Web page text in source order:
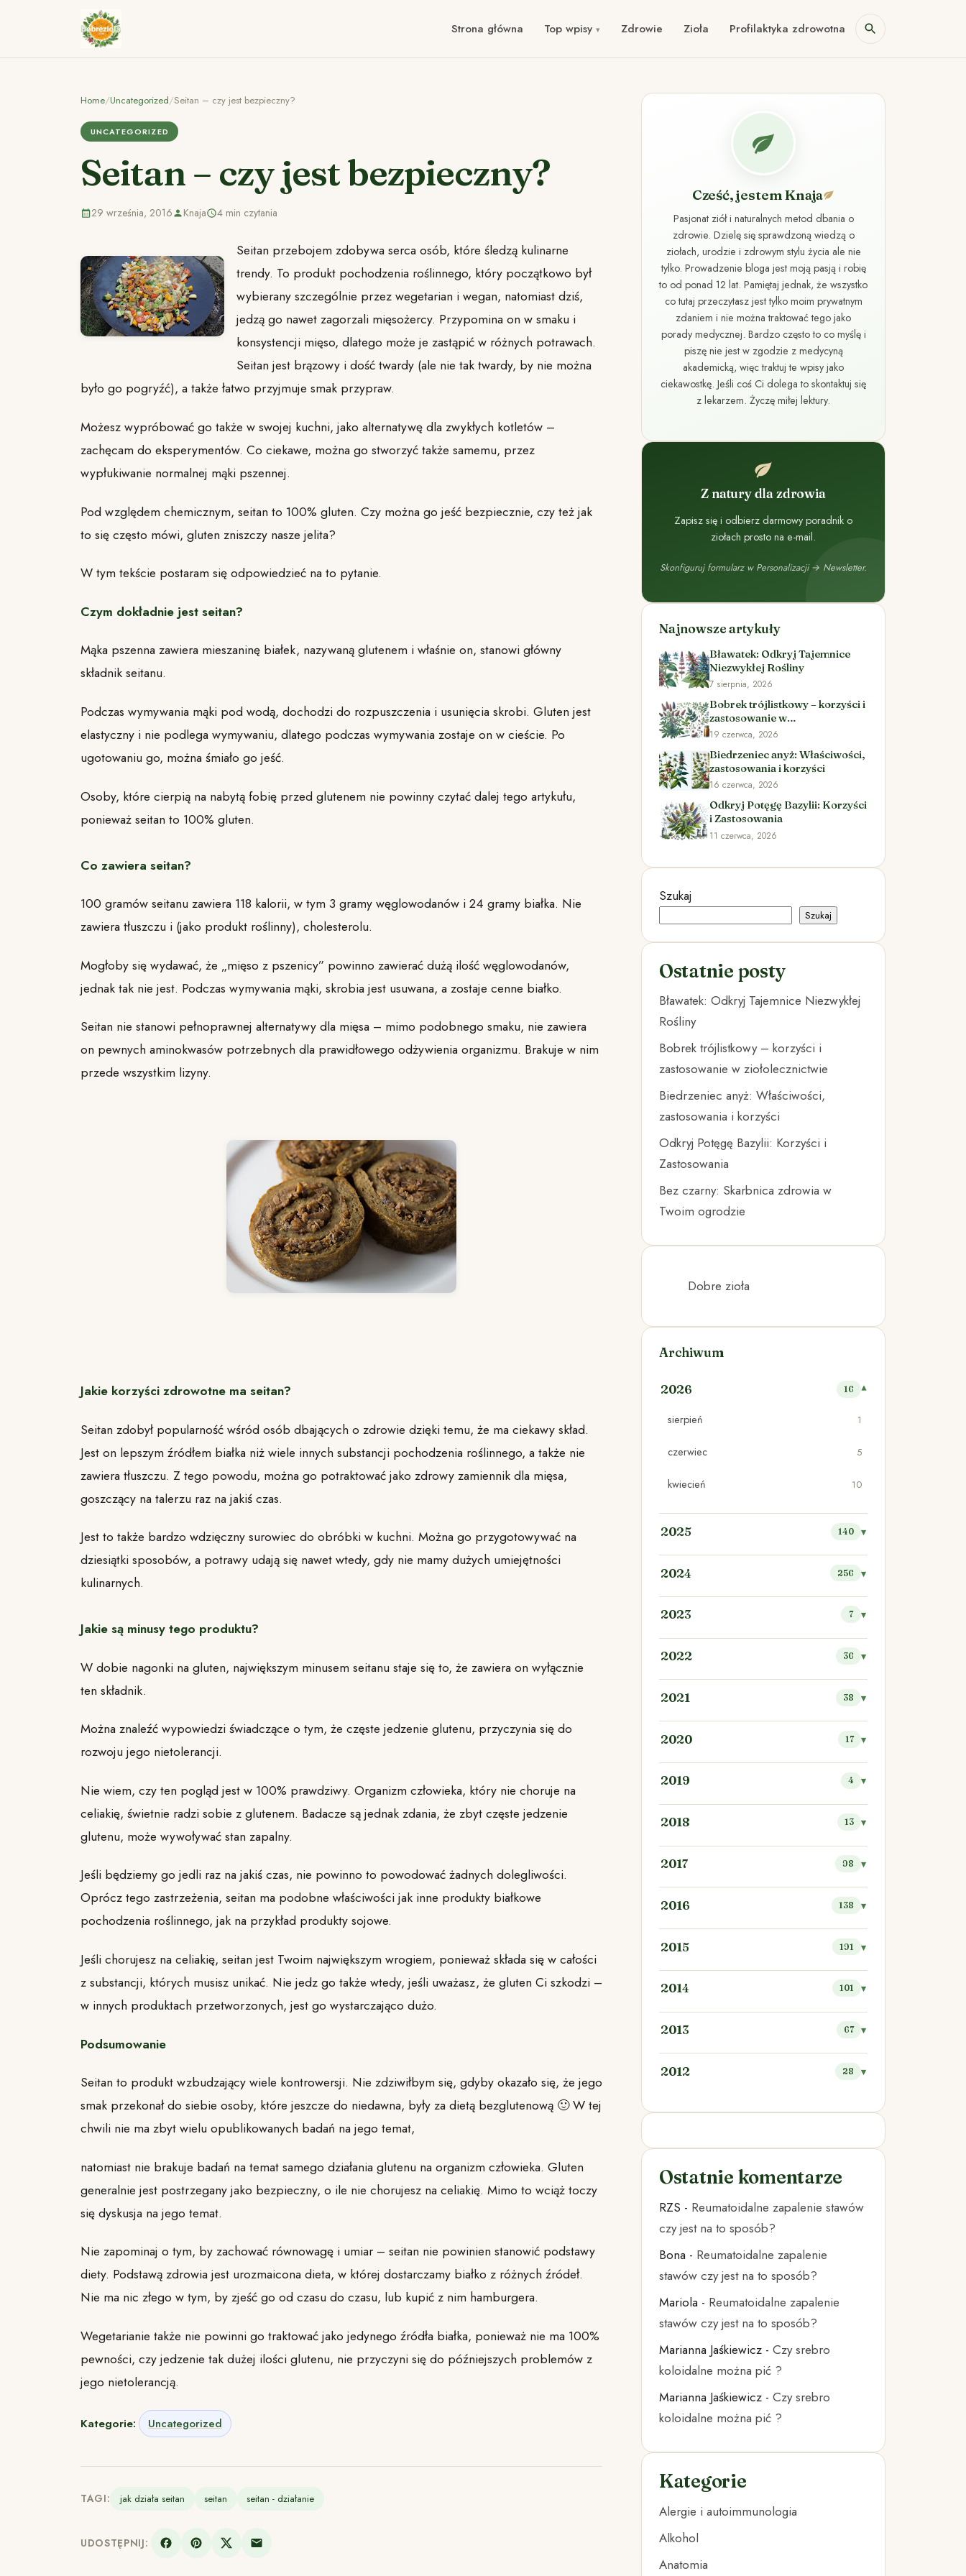
Strona główna Top wpisy Zdrowie Zioła Profilaktyka zdrowotna
Home/Uncategorized/Seitan – czy jest bezpieczny?
UNCATEGORIZED
Seitan – czy jest bezpieczny?
29 września, 2016 Knaja 4 min czytania
Seitan przebojem zdobywa serca osób, które śledzą kulinarne
trendy. To produkt pochodzenia roślinnego, który początkowo był
wybierany szczególnie przez wegetarian i wegan, natomiast dziś,
jedzą go nawet zagorzali mięsożercy. Przypomina on w smaku i
konsystencji mięso, dlatego może je zastąpić w różnych potrawach.
Seitan jest brązowy i dość twardy (ale nie tak twardy, by nie można
było go pogryźć), a także łatwo przyjmuje smak przypraw.
Możesz wypróbować go także w swojej kuchni, jako alternatywę dla zwykłych kotletów –
zachęcam do eksperymentów. Co ciekawe, można go stworzyć także samemu, przez
wypłukiwanie normalnej mąki pszennej.
Pod względem chemicznym, seitan to 100% gluten. Czy można go jeść bezpiecznie, czy też jak
to się często mówi, gluten zniszczy nasze jelita?
W tym tekście postaram się odpowiedzieć na to pytanie.
Czym dokładnie jest seitan?
Mąka pszenna zawiera mieszaninę białek, nazywaną glutenem i właśnie on, stanowi główny
składnik seitanu.
Podczas wymywania mąki pod wodą, dochodzi do rozpuszczenia i usunięcia skrobi. Gluten jest
elastyczny i nie podlega wymywaniu, dlatego podczas wymywania zostaje on w cieście. Po
ugotowaniu go, można śmiało go jeść.
Osoby, które cierpią na nabytą fobię przed glutenem nie powinny czytać dalej tego artykułu,
ponieważ seitan to 100% gluten.
Co zawiera seitan?
100 gramów seitanu zawiera 118 kalorii, w tym 3 gramy węglowodanów i 24 gramy białka. Nie
zawiera tłuszczu i (jako produkt roślinny), cholesterolu.
Mogłoby się wydawać, że „mięso z pszenicy” powinno zawierać dużą ilość węglowodanów,
jednak tak nie jest. Podczas wymywania mąki, skrobia jest usuwana, a zostaje cenne białko.
Seitan nie stanowi pełnoprawnej alternatywy dla mięsa – mimo podobnego smaku, nie zawiera
on pewnych aminokwasów potrzebnych dla prawidłowego odżywienia organizmu. Brakuje w nim
przede wszystkim lizyny.
Jakie korzyści zdrowotne ma seitan?
Seitan zdobył popularność wśród osób dbających o zdrowie dzięki temu, że ma ciekawy skład.
Jest on lepszym źródłem białka niż wiele innych substancji pochodzenia roślinnego, a także nie
zawiera tłuszczu. Z tego powodu, można go potraktować jako zdrowy zamiennik dla mięsa,
goszczący na talerzu raz na jakiś czas.
Jest to także bardzo wdzięczny surowiec do obróbki w kuchni. Można go przygotowywać na
dziesiątki sposobów, a potrawy udają się nawet wtedy, gdy nie mamy dużych umiejętności
kulinarnych.
Jakie są minusy tego produktu?
W dobie nagonki na gluten, największym minusem seitanu staje się to, że zawiera on wyłącznie
ten składnik.
Można znaleźć wypowiedzi świadczące o tym, że częste jedzenie glutenu, przyczynia się do
rozwoju jego nietolerancji.
Nie wiem, czy ten pogląd jest w 100% prawdziwy. Organizm człowieka, który nie choruje na
celiakię, świetnie radzi sobie z glutenem. Badacze są jednak zdania, że zbyt częste jedzenie
glutenu, może wywoływać stan zapalny.
Jeśli będziemy go jedli raz na jakiś czas, nie powinno to powodować żadnych dolegliwości.
Oprócz tego zastrzeżenia, seitan ma podobne właściwości jak inne produkty białkowe
pochodzenia roślinnego, jak na przykład produkty sojowe.
Jeśli chorujesz na celiakię, seitan jest Twoim największym wrogiem, ponieważ składa się w całości
z substancji, których musisz unikać. Nie jedz go także wtedy, jeśli uważasz, że gluten Ci szkodzi –
w innych produktach przetworzonych, jest go wystarczająco dużo.
Podsumowanie
Seitan to produkt wzbudzający wiele kontrowersji. Nie zdziwiłbym się, gdyby okazało się, że jego
smak przekonał do siebie osoby, które jeszcze do niedawna, były za dietą bezglutenową 🙂 W tej
chwili nie ma zbyt wielu opublikowanych badań na jego temat,
natomiast nie brakuje badań na temat samego działania glutenu na organizm człowieka. Gluten
generalnie jest postrzegany jako bezpieczny, o ile nie chorujesz na celiakię. Mimo to wciąż toczy
się dyskusja na jego temat.
Nie zapominaj o tym, by zachować równowagę i umiar – seitan nie powinien stanowić podstawy
diety. Podstawą zdrowia jest urozmaicona dieta, w której dostarczamy białko z różnych źródeł.
Nie ma nic złego w tym, by zjeść go od czasu do czasu, lub kupić z nim hamburgera.
Wegetarianie także nie powinni go traktować jako jedynego źródła białka, ponieważ nie ma 100%
pewności, czy jedzenie tak dużej ilości glutenu, nie przyczyni się do późniejszych problemów z
jego nietolerancją.
Kategorie: Uncategorized
TAGI: jak działa seitan seitan seitan - działanie
UDOSTĘPNIJ:
Cześć, jestem Knaja
Pasjonat ziół i naturalnych metod dbania o
zdrowie. Dzielę się sprawdzoną wiedzą o
ziołach, urodzie i zdrowym stylu życia ale nie
tylko. Prowadzenie bloga jest moją pasją i robię
to od ponad 12 lat. Pamiętaj jednak, że wszystko
co tutaj przeczytasz jest tylko moim prywatnym
zdaniem i nie można traktować tego jako
porady medycznej. Bardzo często to co myślę i
piszę nie jest w zgodzie z medycyną
akademicką, więc traktuj te wpisy jako
ciekawostkę. Jeśli coś Ci dolega to skontaktuj się
z lekarzem. Życzę miłej lektury.
Z natury dla zdrowia
Zapisz się i odbierz darmowy poradnik o
ziołach prosto na e-mail.
Skonfiguruj formularz w Personalizacji → Newsletter.
Najnowsze artykuły
Bławatek: Odkryj Tajemnice
Niezwykłej Rośliny
7 sierpnia, 2026
Bobrek trójlistkowy – korzyści i
zastosowanie w
ziołolecznictwie
19 czerwca, 2026
Biedrzeniec anyż: Właściwości,
zastosowania i korzyści
16 czerwca, 2026
Odkryj Potęgę Bazylii: Korzyści
i Zastosowania
11 czerwca, 2026
Szukaj
Szukaj
Ostatnie posty
Bławatek: Odkryj Tajemnice Niezwykłej
Rośliny
Bobrek trójlistkowy – korzyści i
zastosowanie w ziołolecznictwie
Biedrzeniec anyż: Właściwości,
zastosowania i korzyści
Odkryj Potęgę Bazylii: Korzyści i
Zastosowania
Bez czarny: Skarbnica zdrowia w
Twoim ogrodzie
Dobre zioła
Archiwum
2026 16
sierpień 1
czerwiec 5
kwiecień 10
2025 140
2024 256
2023 7
2022 36
2021 38
2020 17
2019 4
2018 13
2017 98
2016 138
2015 191
2014 101
2013 67
2012 28
Ostatnie komentarze
RZS - Reumatoidalne zapalenie stawów
czy jest na to sposób?
Bona - Reumatoidalne zapalenie
stawów czy jest na to sposób?
Mariola - Reumatoidalne zapalenie
stawów czy jest na to sposób?
Marianna Jaśkiewicz - Czy srebro
koloidalne można pić ?
Marianna Jaśkiewicz - Czy srebro
koloidalne można pić ?
Kategorie
Alergie i autoimmunologia
Alkohol
Anatomia